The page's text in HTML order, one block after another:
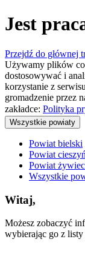
Jest
Przejdź do głównej
Używamy plików
dostosowywać i
korzystanie z
gromadzenie przez
zakładce: Polityka
Wszystkie powiaty
Powiat bielski
Powiat
Powiat
Wszystkie
Witaj,
Możesz zobaczyć
wybierając go z listy